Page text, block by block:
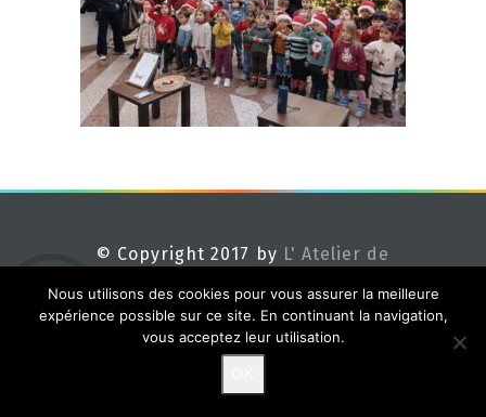
© Copyright 2017 by L' Atelier de
Nous utilisons des cookies pour vous assurer la meilleure
expérience possible sur ce site. En continuant la navigation,
vous acceptez leur utilisation.